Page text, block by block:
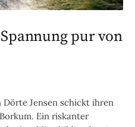
pur von
Jensen schickt ihren
Ein riskanter